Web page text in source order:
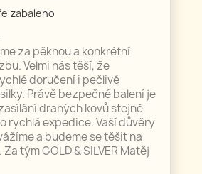
zabaleno
za pěknou a konkrétní
Velmi nás těší, že
doručení i pečlivé
Právě bezpečné balení je
drahých kovů stejně
rychlá expedice. Vaší důvěry
a budeme se těšit na
tým GOLD & SILVER Matěj